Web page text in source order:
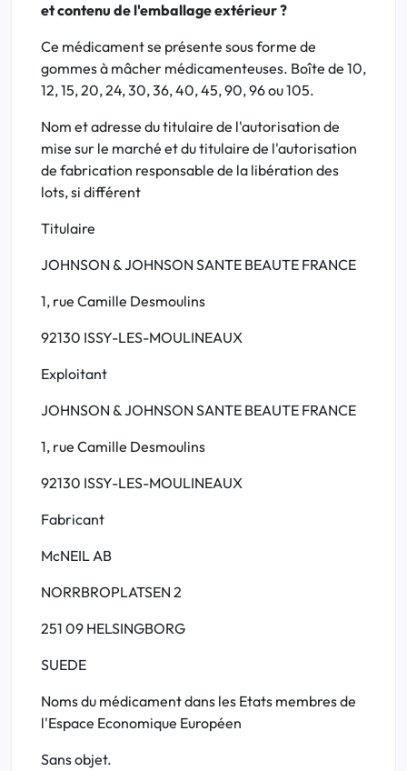
et contenu de l'emballage extérieur ?
Ce médicament se présente sous forme de
gommes à mâcher médicamenteuses. Boîte de 10,
12, 15, 20, 24, 30, 36, 40, 45, 90, 96 ou 105.
Nom et adresse du titulaire de l'autorisation de
mise sur le marché et du titulaire de l'autorisation
de fabrication responsable de la libération des
lots, si différent
Titulaire
JOHNSON & JOHNSON SANTE BEAUTE FRANCE
1, rue Camille Desmoulins
92130 ISSY-LES-MOULINEAUX
Exploitant
JOHNSON & JOHNSON SANTE BEAUTE FRANCE
1, rue Camille Desmoulins
92130 ISSY-LES-MOULINEAUX
Fabricant
McNEIL AB
NORRBROPLATSEN 2
251 09 HELSINGBORG
SUEDE
Noms du médicament dans les Etats membres de
l'Espace Economique Européen
Sans objet.